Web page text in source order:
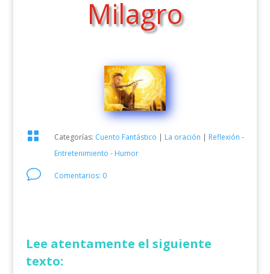
Milagro
 Categorías: Cuento Fantástico | La oración | Reflexión -
Entretenimiento - Humor
v Comentarios: 0
Lee atentamente el siguiente
texto: